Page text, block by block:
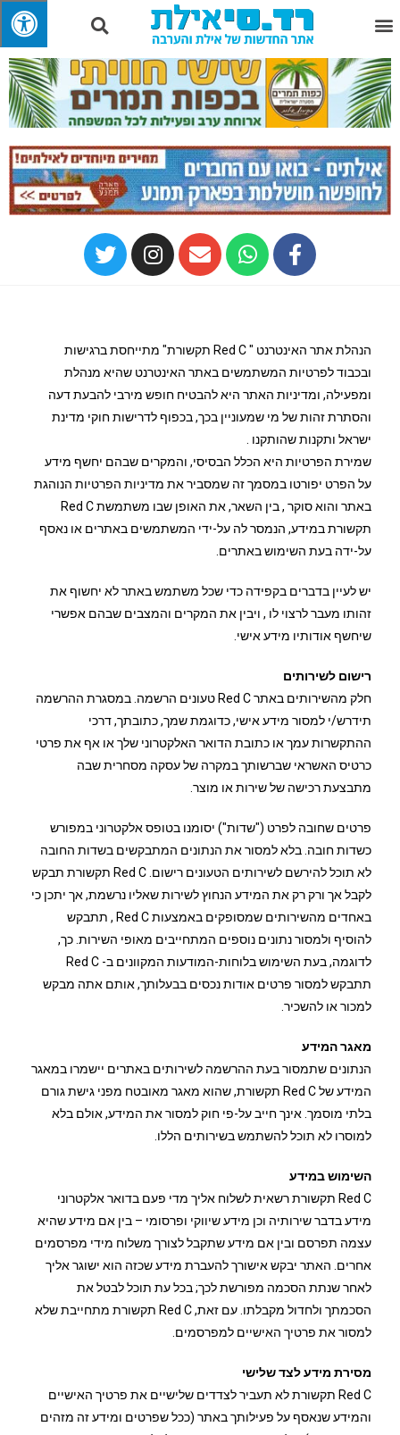
הנהלת אתר האינטרנט " Red C תקשורת" מתייחסת ברגישות
ובכבוד לפרטיות המשתמשים באתר האינטרנט שהיא מנהלת
ומפעילה, ומדיניות האתר היא להבטיח חופש מירבי להבעת דעה
והסתרת זהות של מי שמעוניין בכך, בכפוף לדרישות חוקי מדינת
ישראל ותקנות שהותקנו .
שמירת הפרטיות היא הכלל הבסיסי, והמקרים שבהם יחשף מידע
על הפרט יפורטו במסמך זה שמסביר את מדיניות הפרטיות הנוהגת
באתר והוא סוקר , בין השאר, את האופן שבו משתמשת Red C
תקשורת במידע, הנמסר לה על-ידי המשתמשים באתרים או נאסף
על-ידה בעת השימוש באתרים.
יש לעיין בדברים בקפידה כדי שכל משתמש באתר לא יחשוף את
זהותו מעבר לרצוי לו , ויבין את המקרים והמצבים שבהם אפשרי
שיחשף אודותיו מידע אישי.
רישום לשירותים
חלק מהשירותים באתר Red C טעונים הרשמה. במסגרת ההרשמה
תידרש/י למסור מידע אישי, כדוגמת שמך, כתובתך, דרכי
ההתקשרות עמך או כתובת הדואר האלקטרוני שלך או אף את פרטי
כרטיס האשראי שברשותך במקרה של עסקה מסחרית שבה
מתבצעת רכישה של שירות או מוצר.
פרטים שחובה לפרט ("שדות") יסומנו בטופס אלקטרוני במפורש
כשדות חובה. בלא למסור את הנתונים המתבקשים בשדות החובה
לא תוכל להירשם לשירותים הטעונים רישום. Red C תקשורת תבקש
לקבל אך ורק רק את המידע הנחוץ לשירות שאליו נרשמת, אך יתכן כי
באחדים מהשירותים שמסופקים באמצעות Red C , תתבקש
להוסיף ולמסור נתונים נוספים המתחייבים מאופי השירות. כך,
לדוגמה, בעת השימוש בלוחות-המודעות המקוונים ב- Red C
תתבקש למסור פרטים אודות נכסים בבעלותך, אותם אתה מבקש
למכור או להשכיר.
מאגר המידע
הנתונים שתמסור בעת ההרשמה לשירותים באתרים יישמרו במאגר
המידע של Red C תקשורת, שהוא מאגר מאובטח מפני גישת גורם
בלתי מוסמך. אינך חייב על-פי חוק למסור את המידע, אולם בלא
למוסרו לא תוכל להשתמש בשירותים הללו.
השימוש במידע
Red C תקשורת רשאית לשלוח אליך מדי פעם בדואר אלקטרוני
מידע בדבר שירותיה וכן מידע שיווקי ופרסומי – בין אם מידע שהיא
עצמה תפרסם ובין אם מידע שתקבל לצורך משלוח מידי מפרסמים
אחרים. האתר יבקש אישורך להעברת מידע שכזה הוא ישוגר אליך
לאחר שנתת הסכמה מפורשת לכך; בכל עת תוכל לבטל את
הסכמתך ולחדול מקבלתו. עם זאת, Red C תקשורת מתחייבת שלא
למסור את פרטיך האישיים למפרסמים.
מסירת מידע לצד שלישי
Red C תקשורת לא תעביר לצדדים שלישיים את פרטיך האישיים
והמידע שנאסף על פעילותך באתר (ככל שפרטים ומידע זה מזהים